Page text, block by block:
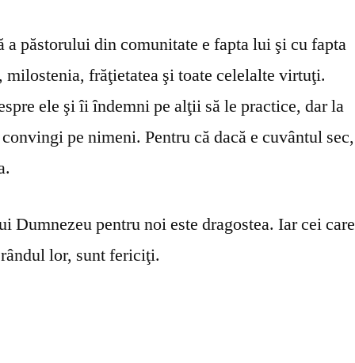
a păstorului din comunitate e fapta lui şi cu fapta
milostenia, frăţietatea şi toate celelalte virtuţi.
ele şi îi îndemni pe alţii să le practice, dar la
pe nimeni. Pentru că dacă e cuvântul sec,
Dumnezeu pentru noi este dragostea. Iar cei care
lor, sunt fericiţi.